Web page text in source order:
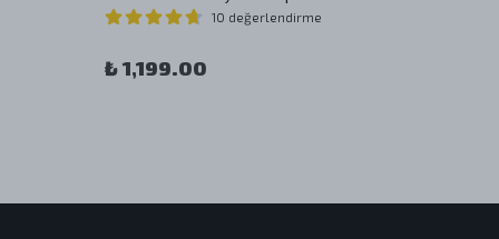
10 değerlendirme
₺ 1,199.00